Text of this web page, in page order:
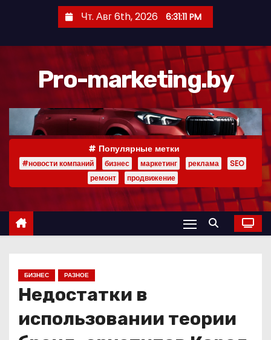
р
Чт. Авг 6th, 2026 6:31:13 PM
Pro-marketing.by
Популярные метки
#новости компаний бизнес маркетинг реклама
SEO
ремонт
продвижение
БИЗНЕС РАЗНОЕ
Недостатки в
использовании теории